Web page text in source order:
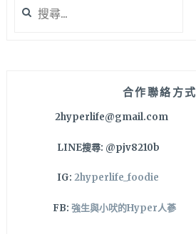
合作聯絡方式
2hyperlife@gmail.com
LINE搜尋: @pjv8210b
IG: 2hyperlife_foodie
FB: 強生與小吠的Hyper人蔘